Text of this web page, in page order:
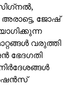
അരാട്ടെ, ജോഷ്
വരുത്തി
ഭേദഗതി